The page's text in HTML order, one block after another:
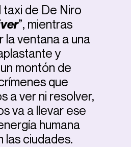
taxi de De Niro
”, mientras
la ventana a una
y
montón de
que
a ver ni resolver,
va a llevar ese
humana
las ciudades.